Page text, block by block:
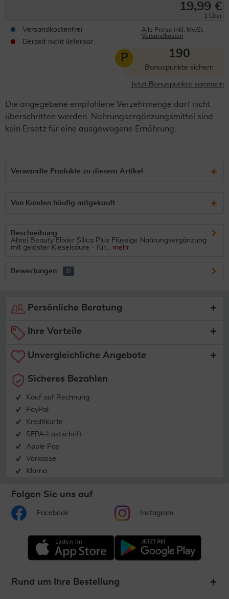
19,99 €
1 Liter
Versandkostenfrei
Derzeit nicht lieferbar
Alle Preise inkl. MwSt.
Versandkosten
P 190
Bonuspunkte sichern
Jetzt Bonuspunkte sammeln
Die angegebene empfohlene Verzehrmenge darf nicht
überschritten werden. Nahrungsergänzungsmittel sind
kein Ersatz für eine ausgewogene Ernährung.
Verwandte Produkte zu diesem Artikel
Von Kunden häufig mitgekauft
Beschreibung
Abtei Beauty Elixier Silica Plus Flüssige Nahrungsergänzung
mit gelöster Kieselsäure - für... mehr
Bewertungen 0
Persönliche Beratung
Ihre Vorteile
Unvergleichliche Angebote
Sicheres Bezahlen
Kauf auf Rechnung
PayPal
Kreditkarte
SEPA-Lastschrift
Apple Pay
Vorkasse
Klarna
Folgen Sie uns auf
Facebook Instagram
Rund um Ihre Bestellung